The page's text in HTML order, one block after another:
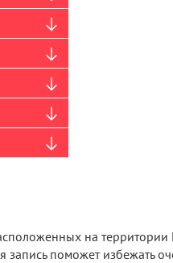
на
запись поможет избежать